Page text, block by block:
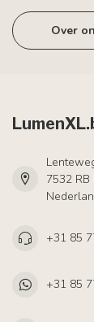
Over
7532 RB
+31 85
+31 85